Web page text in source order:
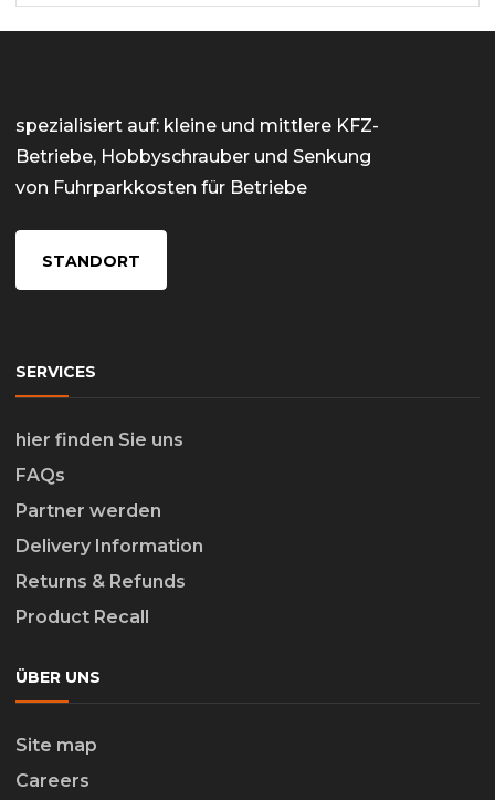
spezialisiert auf: kleine und mittlere KFZ-
Betriebe, Hobbyschrauber und Senkung
von Fuhrparkkosten für Betriebe
STANDORT
SERVICES
hier finden Sie uns
FAQs
Partner werden
Delivery Information
Returns & Refunds
Product Recall
ÜBER UNS
Site map
Careers